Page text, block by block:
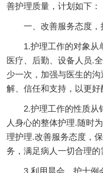
善护理质量，计划如下：
一、改善服务态度
1.护理工作的对象从
医疗、后勤、设备人员.
少一次，加强与医生的
解、信任和支持，以更
2.护理工作的性质从
人身心的整体护理.随时
理护理.改善服务态度，
务，满足病人一切合理